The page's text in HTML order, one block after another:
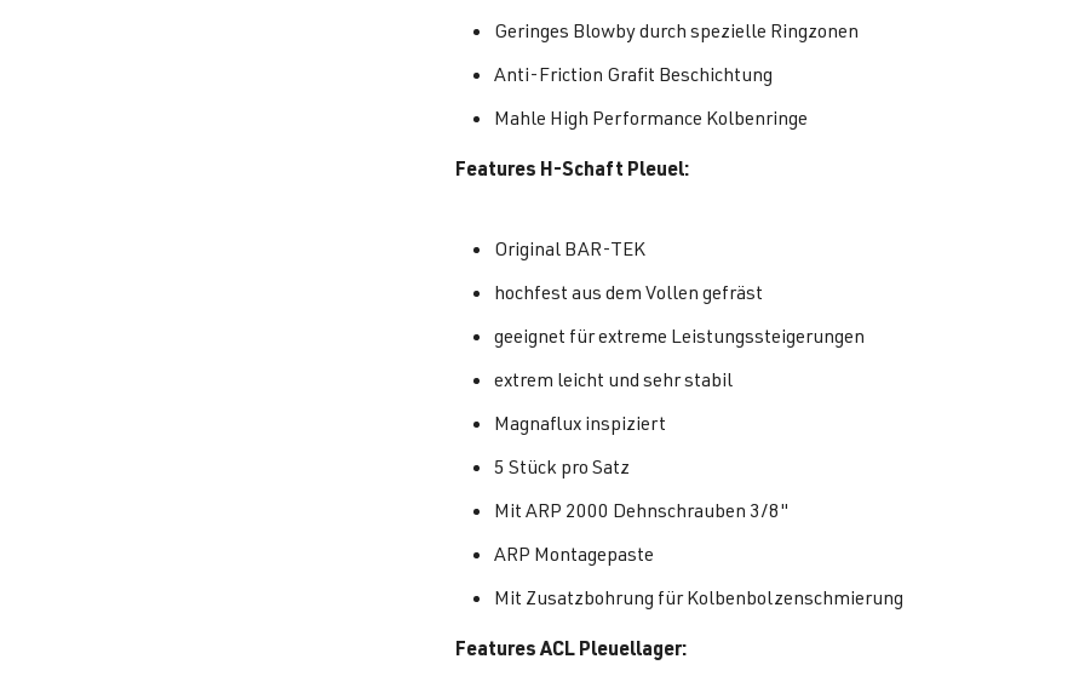
Geringes Blowby durch spezielle Ringzonen
Anti-Friction Grafit Beschichtung
Mahle High Performance Kolbenringe
Features H-Schaft Pleuel:
Original BAR-TEK
hochfest aus dem Vollen gefräst
geeignet für extreme Leistungssteigerungen
extrem leicht und sehr stabil
Magnaflux inspiziert
5 Stück pro Satz
Mit ARP 2000 Dehnschrauben 3/8"
ARP Montagepaste
Mit Zusatzbohrung für Kolbenbolzenschmierung
Features ACL Pleuellager: